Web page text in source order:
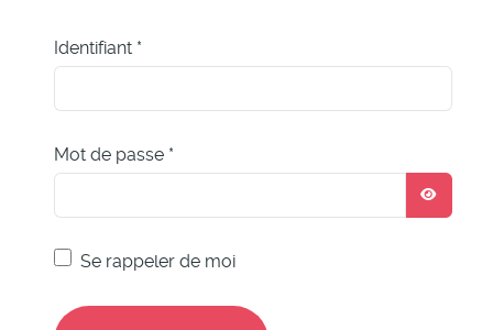
Identifiant *
Mot de passe *
Se rappeler de moi